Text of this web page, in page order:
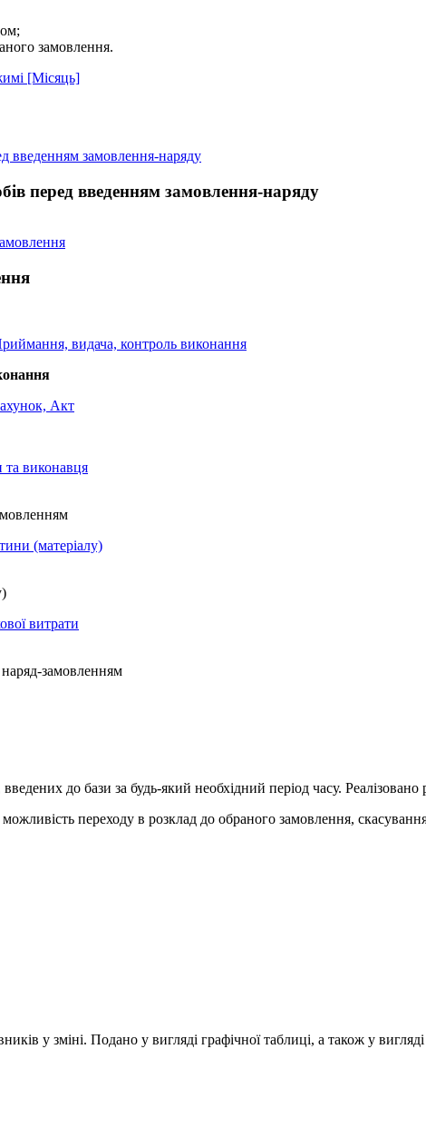
замовлення.
перед введенням замовлення-наряду
наряд-замовленням
до бази за будь-який необхідний період часу.
переходу в розклад до обраного замовлення,
у зміні. Подано у вигляді графічної таблиці, а також у